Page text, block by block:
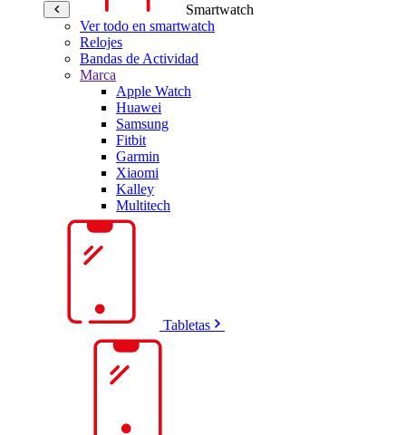
Smartwatch
Ver todo en smartwatch
Relojes
Bandas de Actividad
Marca
Apple Watch
Huawei
Samsung
Fitbit
Garmin
Xiaomi
Kalley
Multitech
Tabletas